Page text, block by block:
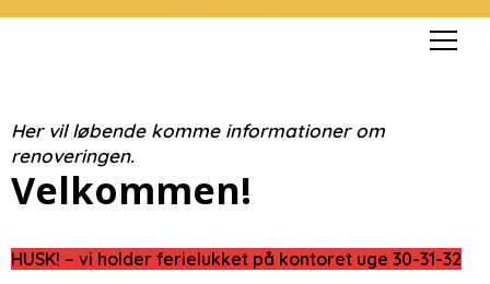
Menu
Her vil løbende komme informationer om
renoveringen.
Velkommen!
HUSK! – vi holder ferielukket på kontoret uge 30-31-32